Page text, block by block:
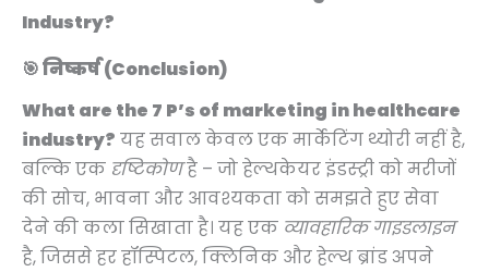
Industry?
🎯 निष्कर्ष (Conclusion)
What are the 7 P’s of marketing in healthcare
industry? यह सवाल केवल एक मार्केटिंग थ्योरी नहीं है,
बल्कि एक दृष्टिकोणहै – जो हेल्थकेयर इंडस्ट्री को मरीजों
की सोच, भावना और आवश्यकता को समझते हुए सेवा
देने की कला सिखाता है। यह एक व्यावहारिक गाइडलाइन
है, जिससे हर हॉस्पिटल, क्लिनिक और हेल्थ ब्रांड अपने